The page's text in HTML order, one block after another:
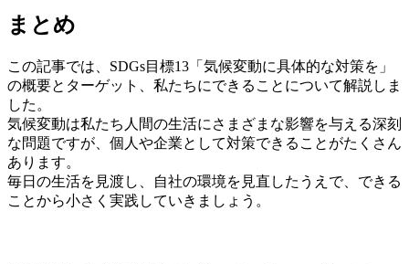
まとめ
この記事では、SDGs目標13「気候変動に具体的な対策を」
の概要とターゲット、私たちにできることについて解説しま
した。
気候変動は私たち人間の生活にさまざまな影響を与える深刻
な問題ですが、個人や企業として対策できることがたくさん
あります。
毎日の生活を見渡し、自社の環境を見直したうえで、できる
ことから小さく実践していきましょう。